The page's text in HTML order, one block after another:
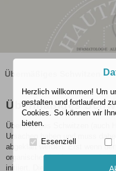
Übermäßiges Schwitzen
Übermäßiges
Übermäßiges Schwitzen (auch
Ursachen haben und muss
abgeklärt werden. Erst wenn
organisches Leiden zugrunde
initiiert. Diese ist heutzutage
Herzlich willkommen! Um
gestalten und fortlaufend
Cookies. So können wir
bieten.
Essenziell